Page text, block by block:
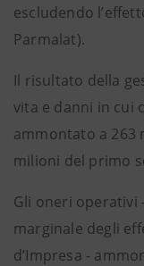
escludendo
Parmalat).
Il risultato della
vita e danni in cui
ammontato a 263
milioni del primo
Gli oneri operativi
marginale degli
d’Impresa -